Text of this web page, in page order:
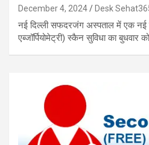
December 4, 2024 Desk
नई दिल्ली सफदरजंग अस्पताल में एक
एब्जॉर्पियोमेट्री) स्कैन सुविधा का बुधवार